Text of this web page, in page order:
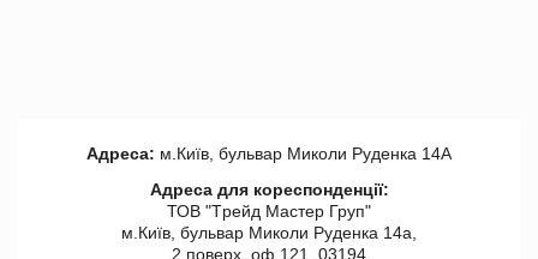
Адреса: м.Київ, бульвар Миколи Руденка 14А
Адреса для кореспонденції:
ТОВ "Tрейд Мастер Груп"
м.Київ, бульвар Миколи Руденка 14а,
2 поверх, оф 121, 03194